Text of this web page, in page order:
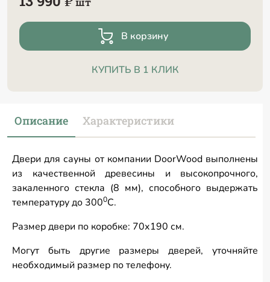
В корзину
КУПИТЬ В 1 КЛИК
Описание Характеристики
Двери для сауны от компании DoorWood выполнены
из качественной древесины и высокопрочного,
закаленного стекла (8 мм), способного выдержать
температуру до 3000С.
Размер двери по коробке: 70х190 см.
Могут быть другие размеры дверей, уточняйте
необходимый размер по телефону.